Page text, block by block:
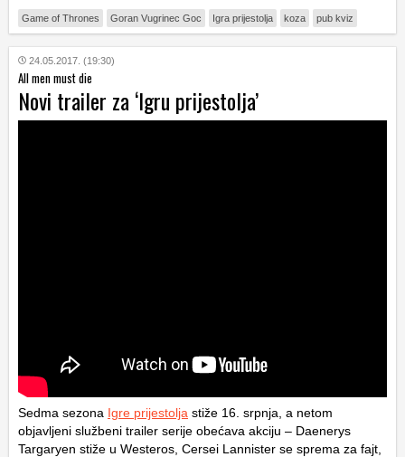
Game of Thrones Goran Vugrinec Goc Igra prijestolja koza pub kviz
24.05.2017. (19:30)
All men must die
Novi trailer za ‘Igru prijestolja’
Sedma sezona Igre prijestolja stiže 16. srpnja, a netom
objavljeni službeni trailer serije obećava akciju – Daenerys
Targaryen stiže u Westeros, Cersei Lannister se sprema za fajt,